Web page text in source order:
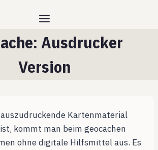
Ausdrucker
Version
auszudruckende Kartenmaterial
kommt man beim geocachen
ohne digitale Hilfsmittel aus. Es